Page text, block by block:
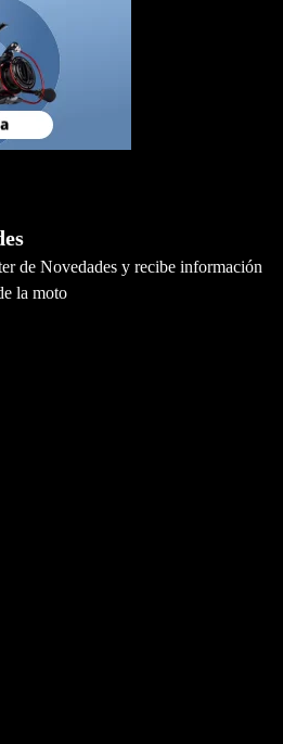
de Novedades y recibe información
la moto